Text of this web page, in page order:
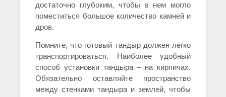
достаточно глубоким, чтобы в нем могло
поместиться большое количество камней и
дров.
Помните, что готовый тандыр должен легко
транспортироваться. Наиболее удобный
способ установки тандыра – на кирпичах.
Обязательно оставляйте пространство
между стенками тандыра и землей, чтобы